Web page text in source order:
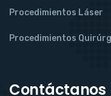
Procedimientos Láser
Procedimientos
Contáctanos